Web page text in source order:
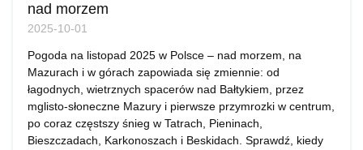
nad morzem
2025-10-01
Pogoda na listopad 2025 w Polsce – nad morzem, na
Mazurach i w górach zapowiada się zmiennie: od
łagodnych, wietrznych spacerów nad Bałtykiem, przez
mglisto-słoneczne Mazury i pierwsze przymrozki w centrum,
po coraz częstszy śnieg w Tatrach, Pieninach,
Bieszczadach, Karkonoszach i Beskidach. Sprawdź, kiedy